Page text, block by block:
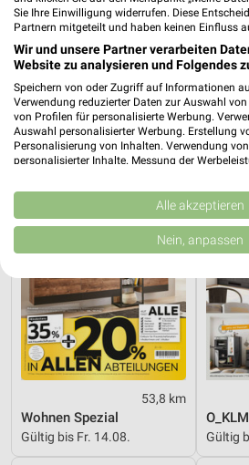
0,5 km
Angebote ab 03.08.
Gültig bis Sa. 08.08.
Dieter
Gültig
XXXLutz
53,8 km
Wohnen Spezial
Gültig bis Fr. 14.08. Gültig
Sie Ihre Einwilligung widerrufen. Diese
Partnern mitgeteilt und haben keinen Einfluss
Wir und unsere Partner verarbeiten
Website zu analysieren und Folgendes
Speichern von oder Zugriff auf Informationen
Verwendung reduzierter Daten zur Auswahl
von Profilen für personalisierte Werbung.
Auswahl personalisierter Werbung. Erstellung
Personalisierung von Inhalten. Verwendung
personalisierter Inhalte. Messung der
Kombinationen von Daten aus verschiedenen
Verbesserung der Angebote. Verwendung
von Inhalten.
Daten können außerhalb der Europäischen
USA gesendet werden.
Website/App.
Partnerliste anzeigen (1 IAB-Anbieter)
Wir nutzen Ihre Daten für folgende Zwecke:
IAB-Verarbeitungszwecke:
Speichern von oder Zugriff auf
auf einem Endgerät
Verwendung reduzierter Daten zur
Werbeanzeigen
Alle akzeptieren
Nein, anpassen